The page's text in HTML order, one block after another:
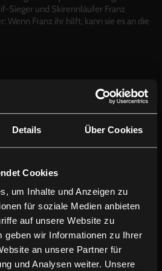
Details Über Cookies
Cookies
um Inhalte und Anzeigen zu
für soziale Medien anbieten
auf unsere Website zu
geben wir Informationen zu Ihrer
an unsere Partner für
und Analysen weiter. Unsere
Sieger und Skirennläufer Franz
Wenn Franz ihr hilft, kann sie es an die
Wiege des
AT 2017